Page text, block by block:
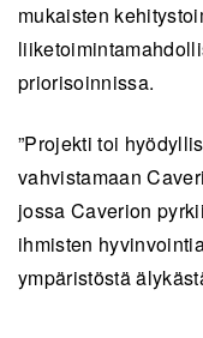
mukaisten
priorisoinnissa.
”Projekti toi
vahvistamaan
jossa Caverion
ihmisten
ympäristöstä